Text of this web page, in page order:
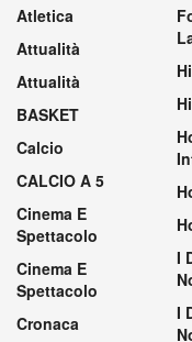
Atletica
Attualità
Attualità
BASKET
Calcio
CALCIO A 5
Cinema E
Spettacolo
Cinema E
Spettacolo
Cronaca
I
I